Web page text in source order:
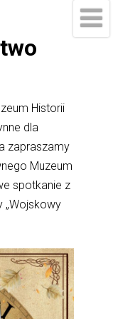
Historii
dla
zapraszamy
Muzeum
spotkanie z
„Wojskowy